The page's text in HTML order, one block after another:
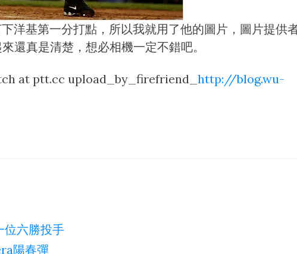
洋基第一分打點，所以我就用了他的圖片，圖片提供
真是清楚，想必相機一定不錯吧。
at ptt.cc upload_by_firefriend_ http://blog.wu-
位六勝投手
陽春彈